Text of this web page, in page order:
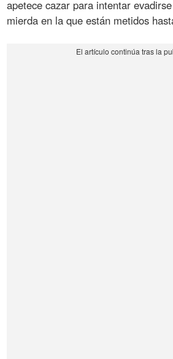
apetece cazar para intentar
mierda en la que están metidos